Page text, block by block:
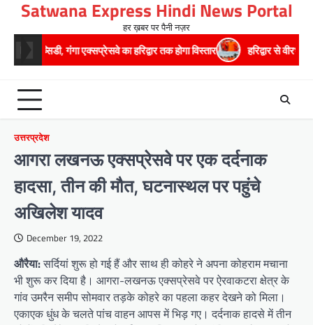
content
Satwana Express Hindi News Portal
हर ख़बर पर पैनी नज़र
एक्सप्रेसवे का हरिद्वार तक होगा विस्तार ​हरिद्वार से वीरभद्र (ऋषिकेश) तक
उत्तरप्रदेश
आगरा लखनऊ एक्सप्रेसवे पर एक दर्दनाक
हादसा, तीन की मौत, घटनास्थल पर पहुंचे
अखिलेश यादव
December 19, 2022
औरैया:सर्दियां शुरू हो गई हैं और साथ ही कोहरे ने अपना कोहराम मचाना
भी शुरू कर दिया है। आगरा-लखनऊ एक्सप्रेसवे पर ऐरवाकटरा क्षेत्र के
गांव उमरैन समीप सोमवार तड़के कोहरे का पहला कहर देखने को मिला।
एकाएक धुंध के चलते पांच वाहन आपस में भिड़ गए। दर्दनाक हादसे में तीन